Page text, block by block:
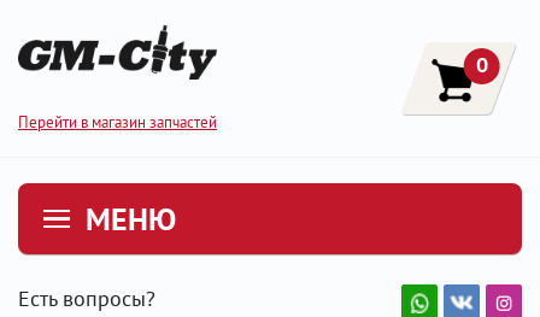
Перейти в магазин запчастей
0
МЕНЮ
Есть вопросы?